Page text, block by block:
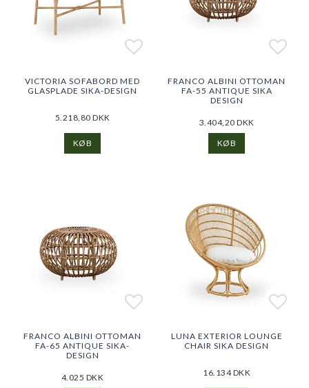
Add to list of favorites
Add to list of favorites
VICTORIA SOFABORD MED
GLASPLADE SIKA-DESIGN
5.218,80 DKK
KØB
Add
FRANCO ALBINI OTTOMAN
FA-55 ANTIQUE SIKA
DESIGN
3.404,20 DKK
KØB
Add to list of favorites
Add to list of favorites
FRANCO ALBINI OTTOMAN
FA-65 ANTIQUE SIKA-
DESIGN
4.025 DKK
LUNA EXTERIOR LOUNGE
CHAIR SIKA DESIGN
16.134 DKK